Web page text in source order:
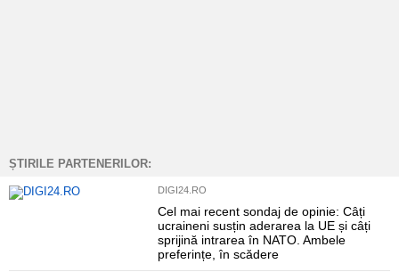
ȘTIRILE PARTENERILOR:
DIGI24.RO
Cel mai recent sondaj de opinie: Câți
ucraineni susțin aderarea la UE și câți
sprijină intrarea în NATO. Ambele
preferințe, în scădere